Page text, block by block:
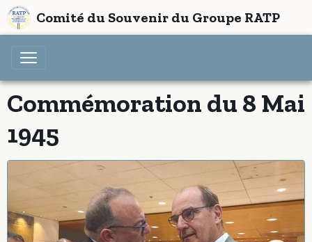
Comité du Souvenir du Groupe RATP
Commémoration du 8 Mai
1945